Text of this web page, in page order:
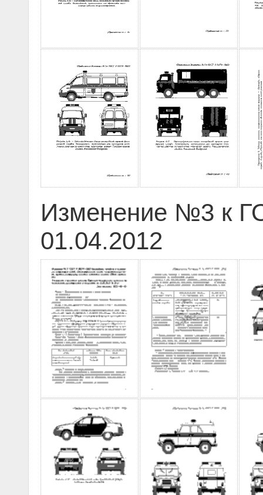
Изменение №3 к
01.04.2012